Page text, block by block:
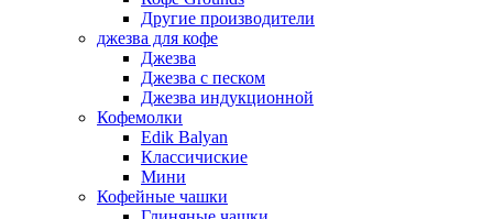
Другие производители
джезва для кофе
Джезва
Джезва с песком
Джезва индукционной
Кофемолки
Edik Balyan
Классичиские
Мини
Кофейные чашки